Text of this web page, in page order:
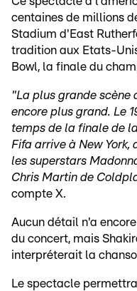
centaines de millions
Stadium d'East
tradition aux Etats-
Bowl, la finale du
"La plus grande scène
encore plus grand. Le
temps de la finale de
Fifa arrive à New York,
les superstars
Chris Martin de
compte X.
Aucun détail n'a
du concert, mais
interpréterait la
Le spectacle